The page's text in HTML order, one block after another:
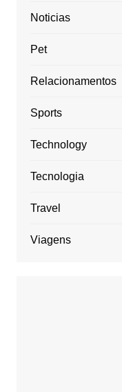
Noticias
Pet
Relacionamentos
Sports
Technology
Tecnologia
Travel
Viagens